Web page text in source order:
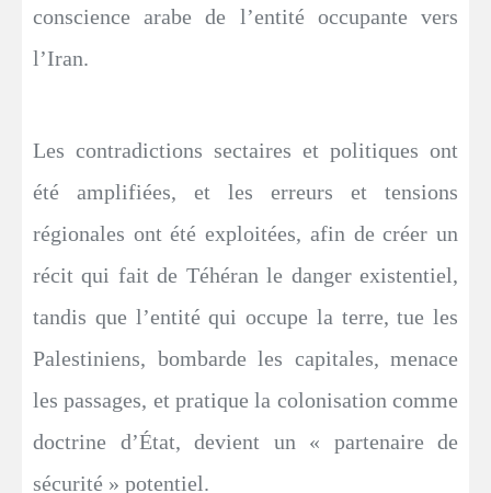
conscience arabe de l’entité occupante vers
l’Iran.
Les contradictions sectaires et politiques ont
été amplifiées, et les erreurs et tensions
régionales ont été exploitées, afin de créer un
récit qui fait de Téhéran le danger existentiel,
tandis que l’entité qui occupe la terre, tue les
Palestiniens, bombarde les capitales, menace
les passages, et pratique la colonisation comme
doctrine d’État, devient un « partenaire de
sécurité » potentiel.